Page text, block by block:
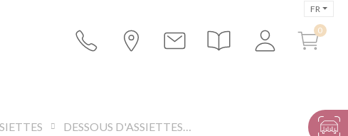
FR
DESSOUS D'ASSIETTES ET ASSIETTES DE PRÉSENTATION